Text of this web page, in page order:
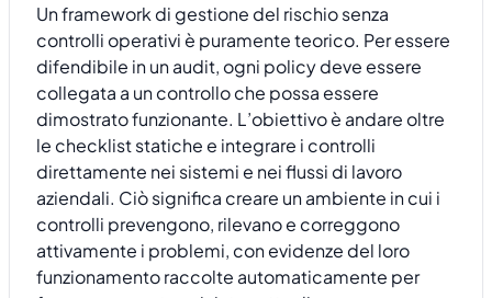
Un framework di gestione del rischio senza
controlli operativi è puramente teorico. Per essere
difendibile in un audit, ogni policy deve essere
collegata a un controllo che possa essere
dimostrato funzionante. L’obiettivo è andare oltre
le checklist statiche e integrare i controlli
direttamente nei sistemi e nei flussi di lavoro
aziendali. Ciò significa creare un ambiente in cui i
controlli prevengono, rilevano e correggono
attivamente i problemi, con evidenze del loro
funzionamento raccolte automaticamente per